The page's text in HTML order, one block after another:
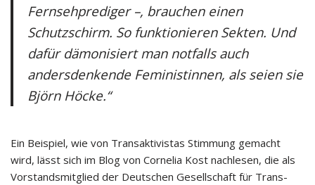
Fernsehprediger –, brauchen einen
Schutzschirm. So funktionieren Sekten. Und
dafür dämonisiert man notfalls auch
andersdenkende Feministinnen, als seien sie
Björn Höcke.“
Ein Beispiel, wie von Transaktivistas Stimmung gemacht
wird, lässt sich im Blog von Cornelia Kost nachlesen, die als
Vorstandsmitglied der Deutschen Gesellschaft für Trans-